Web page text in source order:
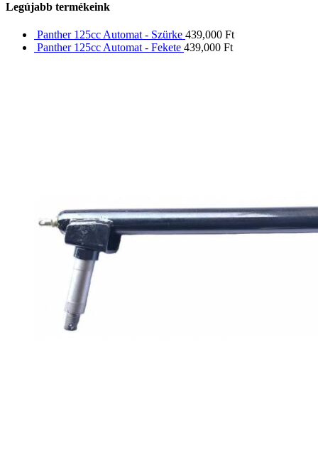
Legújabb termékeink
Panther 125cc Automat - Szürke 439,000 Ft
Panther 125cc Automat - Fekete 439,000 Ft